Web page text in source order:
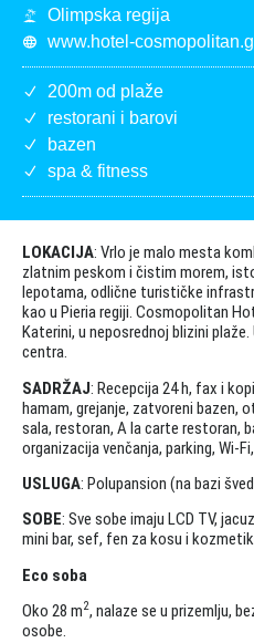
Olimpska regija
www.hotel-
200m od plaže
restorani i barovi
bazen
spa & fitness
LOKACIJA: Vrlo je malo mesta
zlatnim peskom i čistim morem,
lepotama, odlične turističke
kao u Pieria regiji. Cosmopolitan
Katerini, u neposrednoj blizini
centra.
SADRŽAJ: Recepcija 24 h, fax i
hamam, grejanje, zatvoreni bazen,
sala, restoran, A la carte restoran,
organizacija venčanja, parking, Wi-
USLUGA: Polupansion (na bazi
SOBE: Sve sobe imaju LCD TV,
mini bar, sef, fen za kosu i
Eco soba
Oko 28 m2, nalaze se u prizemlju,
osobe.